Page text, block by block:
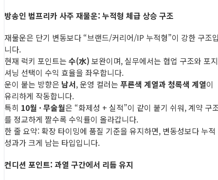
방송인 범프리카 사주 재물운: 누적형 체급 상승 구조
재물운은 단기 변동보다 “브랜드/커리어/IP 누적형”이 강한 구조
니다.
현재 럭키 포인트는 수(水) 보완이며, 실무에서는 협업 구조와 포지
셔닝 선택이 수익 효율을 좌우합니다.
운이 붙는 방향은 남서, 운영 컬러는 푸른색 계열과 청록색 계열이
유리하게 작동합니다.
특히 10월 · 무술월은 “화제성 + 실적”이 같이 붙기 쉬워, 계약 구
를 정교하게 짤수록 수익률이 올라갑니다.
한 줄 요약: 확장 타이밍에 품질 기준을 유지하면, 변동성보다 누적
성과가 크게 남는 타입입니다.
컨디션 포인트: 과열 구간에서 리듬 유지